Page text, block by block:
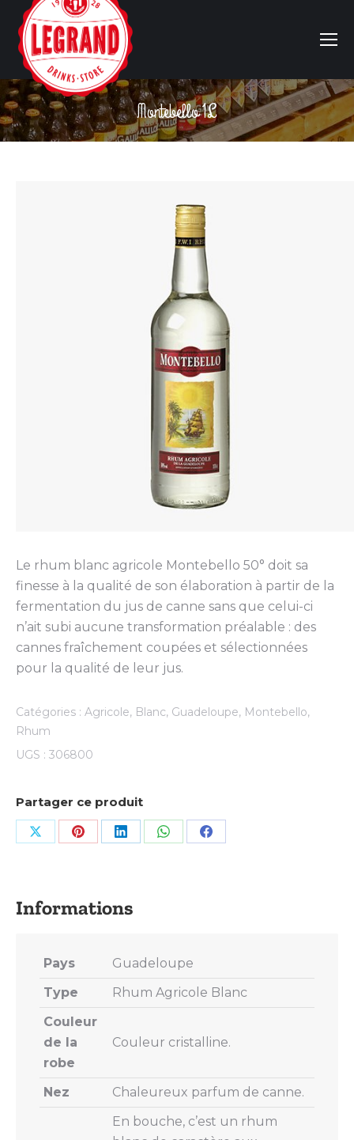
Montebello 1L
Vous êtes ici :
Le rhum blanc agricole Montebello 50° doit sa
finesse à la qualité de son élaboration à partir de la
fermentation du jus de canne sans que celui-ci
n’ait subi aucune transformation préalable : des
cannes fraîchement coupées et sélectionnées
pour la qualité de leur jus.
Catégories : Agricole, Blanc, Guadeloupe, Montebello,
Rhum
UGS : 306800
Partager ce produit
Share Share Share Share Share
Pays
Guadeloupe
Type
Rhum Agricole Blanc
Couleur
de la
robe
Couleur cristalline.
Nez Chaleureux parfum de canne.
En bouche, c’est un rhum